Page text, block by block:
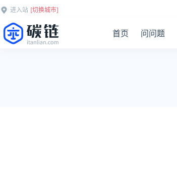
进入站 [切换城市]
首页 问问题